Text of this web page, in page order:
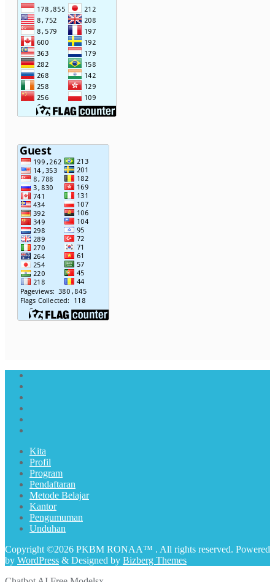
Kita
Profil
Program
Pendaftaran
Metode Belajar
Kantor
Pengumuman
Unduhan
Copyright ©2026 PKBM RONAA™ . All rights reserved. Powered
by WordPress & Designed by Bizberg Themes